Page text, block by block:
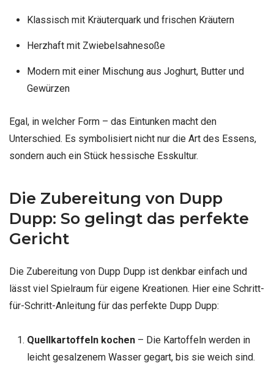
Klassisch mit Kräuterquark und frischen Kräutern
Herzhaft mit Zwiebelsahnesoße
Modern mit einer Mischung aus Joghurt, Butter und
Gewürzen
Egal, in welcher Form – das Eintunken macht den
Unterschied. Es symbolisiert nicht nur die Art des Essens,
sondern auch ein Stück hessische Esskultur.
Die Zubereitung von Dupp
Dupp: So gelingt das perfekte
Gericht
Die Zubereitung von Dupp Dupp ist denkbar einfach und
lässt viel Spielraum für eigene Kreationen. Hier eine Schritt-
für-Schritt-Anleitung für das perfekte Dupp Dupp:
Quellkartoffeln kochen– Die Kartoffeln werden in
leicht gesalzenem Wasser gegart, bis sie weich sind.